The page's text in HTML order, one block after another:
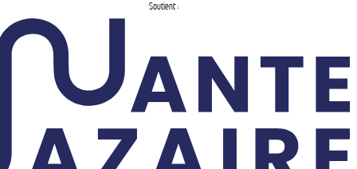
Soutient :